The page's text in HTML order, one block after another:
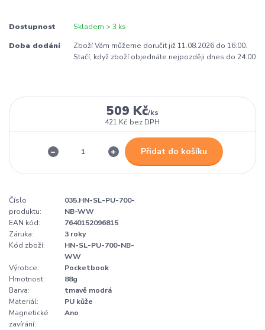
Dostupnost Skladem > 3 ks
Doba dodání
Zboží Vám můžeme doručit již 11.08.2026 do 16:00.
Stačí, když zboží objednáte nejpozději dnes do 24:00
509 Kč/ks
421 Kč bez DPH
Přidat do košíku
Číslo
produktu:
035.HN-SL-PU-700-
NB-WW
EAN kód:
7640152096815
Záruka:
3 roky
Kód zboží:
HN-SL-PU-700-NB-
WW
Výrobce:
Pocketbook
Hmotnost:
88g
Barva:
tmavě modrá
Materiál:
PU kůže
Magnetické
zavírání:
Ano